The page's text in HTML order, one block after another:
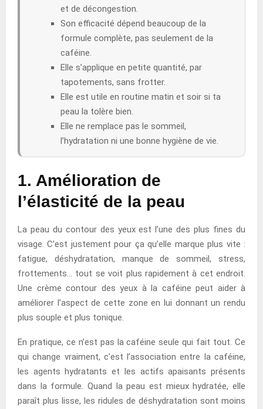
et de décongestion.
Son efficacité dépend beaucoup de la
formule complète, pas seulement de la
caféine.
Elle s’applique en petite quantité, par
tapotements, sans frotter.
Elle est utile en routine matin et soir si ta
peau la tolère bien.
Elle ne remplace pas le sommeil,
l’hydratation ni une bonne hygiène de vie.
1. Amélioration de
l’élasticité de la peau
La peau du contour des yeux est l’une des plus fines du
visage. C’est justement pour ça qu’elle marque plus vite :
fatigue, déshydratation, manque de sommeil, stress,
frottements… tout se voit plus rapidement à cet endroit.
Une crème contour des yeux à la caféine peut aider à
améliorer l’aspect de cette zone en lui donnant un rendu
plus souple et plus tonique.
En pratique, ce n’est pas la caféine seule qui fait tout. Ce
qui change vraiment, c’est l’association entre la caféine,
les agents hydratants et les actifs apaisants présents
dans la formule. Quand la peau est mieux hydratée, elle
paraît plus lisse, les ridules de déshydratation sont moins